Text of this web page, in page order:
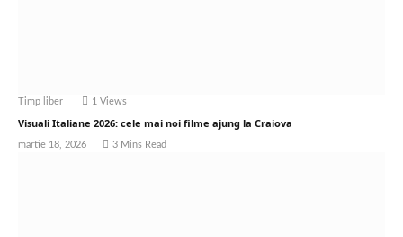
Timp liber 1 Views
Visuali Italiane 2026: cele mai noi filme ajung la Craiova
martie 18, 2026 3 Mins Read